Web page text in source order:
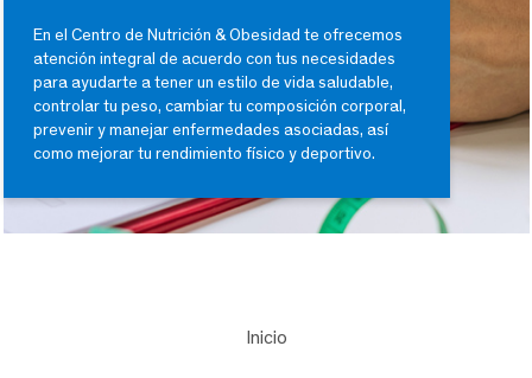
En el Centro de Nutrición & Obesidad te ofrecemos
atención integral de acuerdo con tus necesidades
para ayudarte a tener un estilo de vida saludable,
controlar tu peso, cambiar tu composición corporal,
prevenir y manejar enfermedades asociadas, así
como mejorar tu rendimiento físico y deportivo.
Inicio